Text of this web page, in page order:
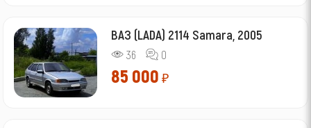
ВАЗ (LADA) 2114 Samara, 2005
36 0
85 000 ₽